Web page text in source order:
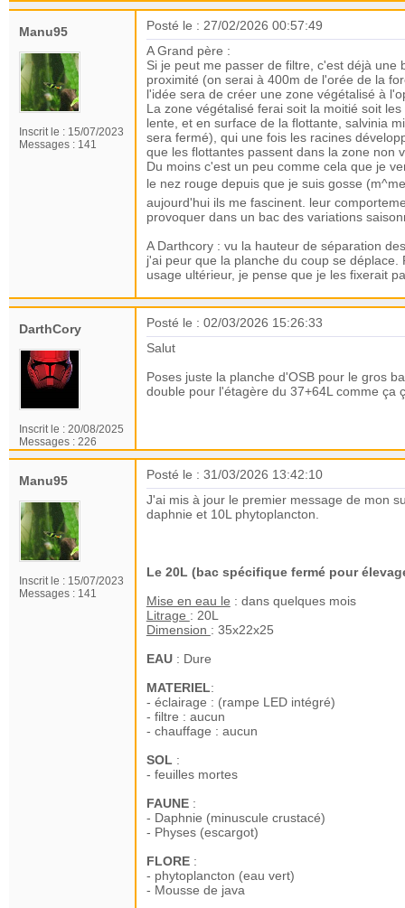
Manu95
Inscrit le : 15/07/2023
Messages : 141
Posté le : 27/02/2026 00:57:49
A Grand père :
Si je peut me passer de filtre, c'est déjà
proximité (on serai à 400m de l'orée de la
l'idée sera de créer une zone végétalisé à
La zone végétalisé ferai soit la moitié soit
lente, et en surface de la flottante, salvinia
sera fermé), qui une fois les racines
que les flottantes passent dans la zone non
Du moins c'est un peu comme cela que je
le nez rouge depuis que je suis gosse
aujourd'hui ils me fascinent. leur
provoquer dans un bac des variations
A Darthcory : vu la hauteur de séparation
j'ai peur que la planche du coup se
usage ultérieur, je pense que je les fixerait
DarthCory
Inscrit le : 20/08/2025
Messages : 226
Posté le : 02/03/2026 15:26:33
Salut
Poses juste la planche d'OSB pour le gros
double pour l'étagère du 37+64L comme ça
Manu95
Inscrit le : 15/07/2023
Messages : 141
Posté le : 31/03/2026 13:42:10
J'ai mis à jour le premier message de mon
daphnie et 10L phytoplancton.
Le 20L (bac spécifique fermé pour
Mise en eau le : dans quelques mois
Litrage : 20L
Dimension : 35x22x25
EAU : Dure
MATERIEL:
- éclairage : (rampe LED intégré)
- filtre : aucun
- chauffage : aucun
SOL :
- feuilles mortes
FAUNE :
- Daphnie (minuscule crustacé)
- Physes (escargot)
FLORE :
- phytoplancton (eau vert)
- Mousse de java